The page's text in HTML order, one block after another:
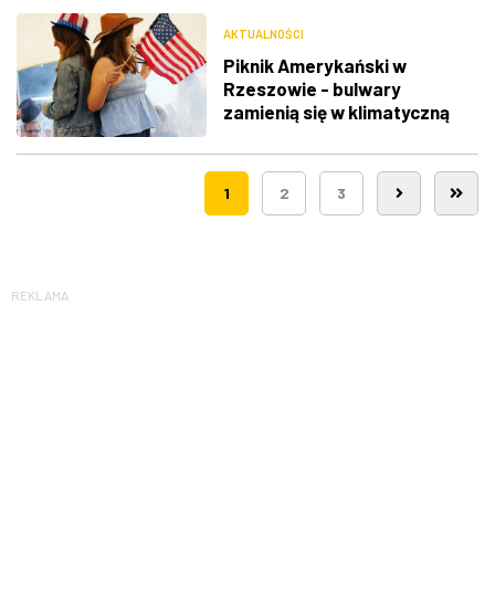
AKTUALNOŚCI
Piknik Amerykański w
Rzeszowie - bulwary
zamienią się w klimatyczną
1 2 3
REKLAMA